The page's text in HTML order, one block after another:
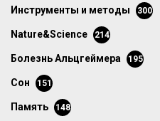
инструменты и методы 300
Nature&Science 214
болезнь Альцгеймера 195
сон 151
память 148